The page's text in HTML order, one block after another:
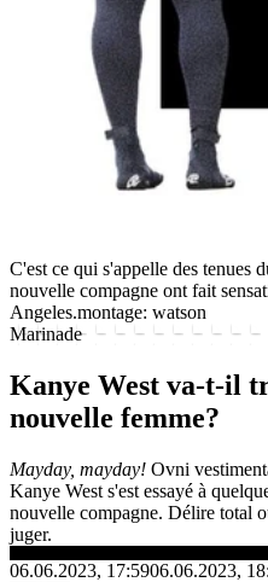
C'est ce qui s'appelle des tenues
nouvelle compagne ont fait
Angeles.montage: watson
Marinade
Kanye West va-t-il
nouvelle femme?
Mayday, mayday! Ovni
Kanye West s'est essayé à
nouvelle compagne. Délire total
juger.
06.06.2023, 17:5906.06.2023,